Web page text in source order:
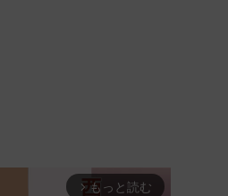
arrow_forward_ios もっと読む